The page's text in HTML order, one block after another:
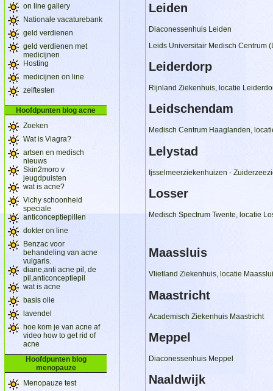
on line gallery
Nationale vacaturebank
geld verdienen
geld verdienen met
medicijnen
Hosting
medicijnen on line
zelftesten
Hoofdpunten blog acne
Zoeken
Wat is Viagra?
artsen en medisch
nieuws
Skin2moro v
jeugdpuisten
wat is acne?
Vichy schoonheid
speciale
anticonceptiepillen
dokter on line
Benzac voor
behandeling van acne
vulgaris.
diane,anti acne pil, de
pil,anticonceptiepil
wat is acne
basis olie
lavendel
hoe kom je van acne af
video how to get rid of
acne
Hoofdpunten blog
menopauze
Menopauze test
Leiden
Diaconessenhuis Leiden
Leids Universitair Medisch Centrum
Leiderdorp
Rijnland Ziekenhuis, locatie
Leidschendam
Medisch Centrum Haaglanden,
Lelystad
Ijsselmeerziekenhuizen -
Losser
Medisch Spectrum Twente, locatie
Maassluis
Vlietland Ziekenhuis, locatie
Maastricht
Academisch Ziekenhuis Maastricht
Meppel
Diaconessenhuis Meppel
Naaldwijk